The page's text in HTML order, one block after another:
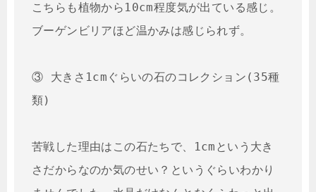
こちらも植物から10cm程度気が出ている感じ。
ブーゲンビリアほど温かみは感じられず。
③ 大きさ1cmぐらいの石のコレクション(35種
類)
苦戦した理由はこの石たちで、1cmという大き
さだからなのか気のせい？というぐらいわかり